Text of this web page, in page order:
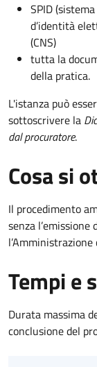
SPID
d’identità
(CNS)
tutta la
della pratica.
L'istanza può
sottoscrivere la
dal procuratore.
Cosa si
Il procedimento
senza
Tempi e
Durata massima
conclusione del